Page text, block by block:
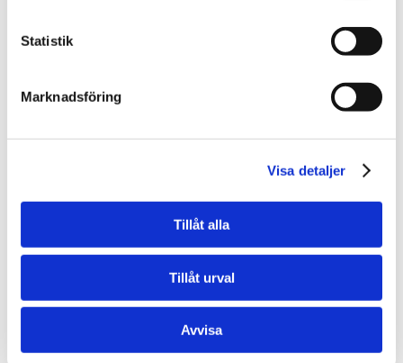
Statistik
Marknadsföring
Visa detaljer
Tillåt alla
Tillåt urval
Avvisa
Vad kan du förvänta dig av en
Karlskrona?
Vi erbjuder en dynamisk och interaktiv
praktiska exempel och diskussioner. Oavsett din
bakgrund eller erfarenhetsnivå, välkomnar vi alla
Karlskrona får du ett kursintyg som bekräftar din
kompetens och hjälper dig att göra skillnad både på
Vi styrker din kompetens